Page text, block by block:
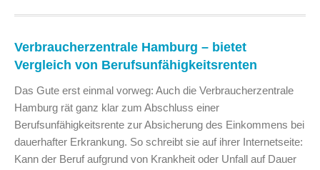
Verbraucherzentrale Hamburg – bietet
Vergleich von Berufsunfähigkeitsrenten
Das Gute erst einmal vorweg: Auch die Verbraucherzentrale
Hamburg rät ganz klar zum Abschluss einer
Berufsunfähigkeitsrente zur Absicherung des Einkommens bei
dauerhafter Erkrankung. So schreibt sie auf ihrer Internetseite:
Kann der Beruf aufgrund von Krankheit oder Unfall auf Dauer